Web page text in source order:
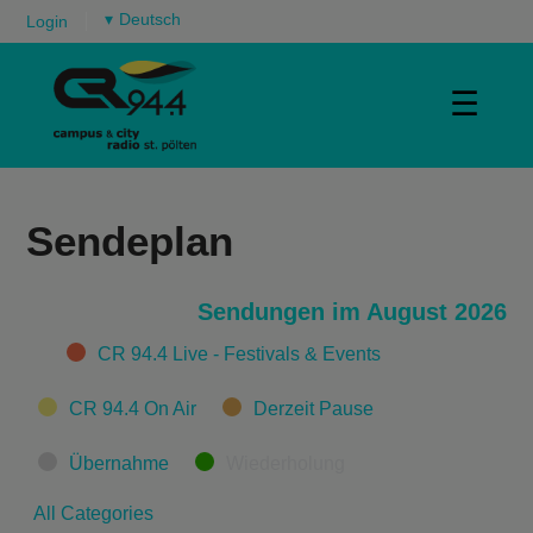
Login ▾
☰
Sendeplan
Sendungen im August 2026
CategoriesCR 94.4 Live - Festivals & Events
CR 94.4 On Air Derzeit Pause
Übernahme
All Categories